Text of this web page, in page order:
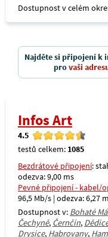
Dostupnost v celém
Najděte si připojení k
provaši
Infos Art
4.5
testů celkem: 1085
Bezdrátové připojení:
odezva: 9,00 ms
Pevné připojení - kabel/
96,5 Mb/s | odezva: 6,27
Dostupnost v: Bohaté
Čechyně, Černčín,
Drysice, Habrovany,